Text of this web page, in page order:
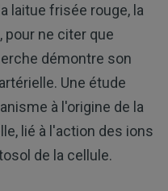
laitue frisée rouge, la
pour ne citer que
démontre son
Une étude
à l'origine de la
lié à l'action des ions
de la cellule.